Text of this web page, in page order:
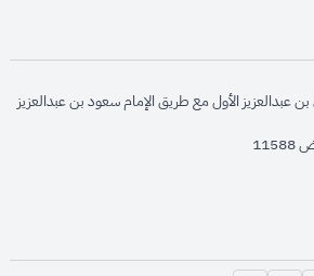
عبدالعزيز الأول مع طريق الإمام سعود بن عبدالعزيز